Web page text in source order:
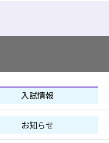
入試情報
お知らせ